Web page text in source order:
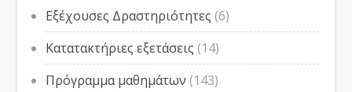
Εξέχουσες Δραστηριότητες (6)
Κατατακτήριες εξετάσεις (14)
Πρόγραμμα μαθημάτων (143)